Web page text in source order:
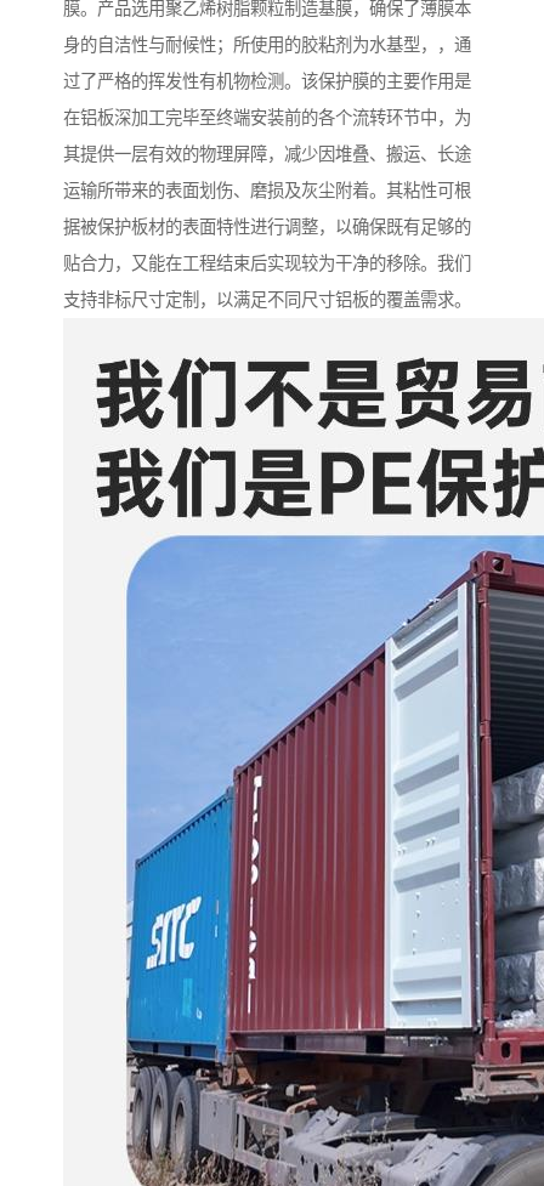
膜。产品选用聚乙烯树脂颗粒制造基膜，确保了薄膜本
身的自洁性与耐候性；所使用的胶粘剂为水基型，，通
过了严格的挥发性有机物检测。该保护膜的主要作用是
在铝板深加工完毕至终端安装前的各个流转环节中，为
其提供一层有效的物理屏障，减少因堆叠、搬运、长途
运输所带来的表面划伤、磨损及灰尘附着。其粘性可根
据被保护板材的表面特性进行调整，以确保既有足够的
贴合力，又能在工程结束后实现较为干净的移除。我们
支持非标尺寸定制，以满足不同尺寸铝板的覆盖需求。